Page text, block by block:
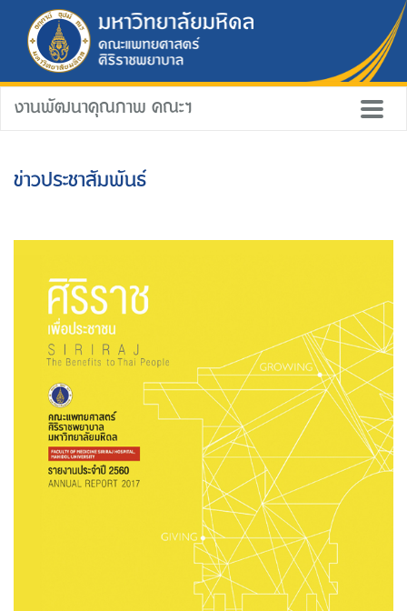
งานพัฒนาคุณภาพ คณะฯ
ข่าวประชาสัมพันธ์